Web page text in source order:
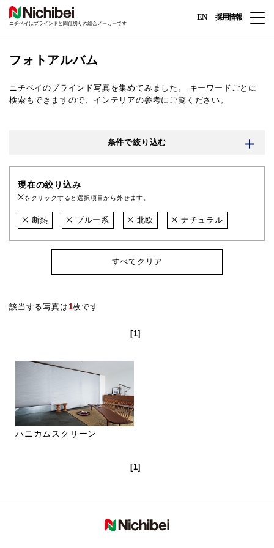
ニチベイはブラインドと間仕切りの総合メーカーです
EN 採用情報
フォトアルバム
ニチベイのブラインド写真を集めてみました。
キーワードごとに
検索もできますので、インテリアの参考にご覧ください。
条件で絞り込む
現在の絞り込み
をクリックすると選択項目から外せます。
断熱 ブルー系 北欧 ナチュラル
すべてクリア
該当する写真は1枚です
[1]
ハニカムスクリーン
[1]